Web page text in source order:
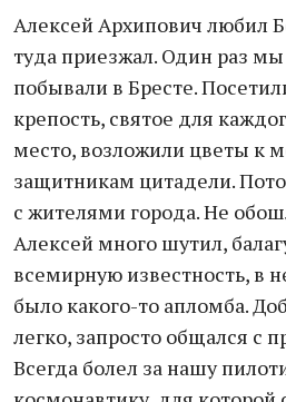
Алексей Архипович любил
туда приезжал. Один раз
побывали в Бресте.
крепость, святое для
место, возложили цветы к
защитникам цитадели.
с жителями города. Не
Алексей много шутил,
всемирную известность, в
было какого-то апломба.
легко, запросто общался с
Всегда болел за нашу